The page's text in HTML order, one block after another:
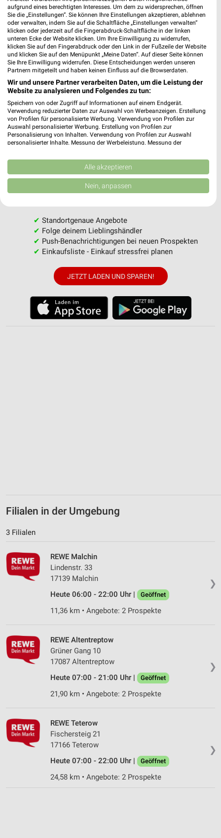
MEHR PROSPEKTE
weekli - Prospekte & Angebote App
Alle REWE Angebote immer griffbereit – mit der kostenlosen
✔ Standortgenaue Angebote
✔ Folge deinem Lieblingshändler
✔ Push-Benachrichtigungen bei neuen Prospekten
✔ Einkaufsliste - Einkauf stressfrei planen
JETZT LADEN UND SPAREN!
Filialen in der Umgebung
3 Filialen
❯
REWE Malchin
Lindenstr. 33
17139 Malchin
Heute 06:00 - 22:00 Uhr |
Geöffnet
11,36 km • Angebote: 2 Prospekte
❯
REWE Altentreptow
Grüner Gang 10
17087 Altentreptow
Heute 07:00 - 21:00 Uhr |
Geöffnet
21,90 km • Angebote: 2 Prospekte
❯
REWE Teterow
Fischersteig 21
17166 Teterow
Heute 07:00 - 22:00 Uhr |
Geöffnet
24,58 km • Angebote: 2 Prospekte
aufgrund eines berechtigten Interesses. Um dem zu widersprechen, öffnen
Sie die „Einstellungen“. Sie können Ihre Einstellungen akzeptieren, ablehnen
oder verwalten, indem Sie auf die Schaltfläche „Einstellungen verwalten“
klicken oder jederzeit auf die Fingerabdruck-Schaltfläche in der linken
unteren Ecke der Website klicken. Um Ihre Einwilligung zu widerrufen,
klicken Sie auf den Fingerabdruck oder den Link in der Fußzeile der Website
und klicken Sie auf den Menüpunkt „Meine Daten“. Auf dieser Seite können
Sie Ihre Einwilligung widerrufen. Diese Entscheidungen werden unseren
Partnern mitgeteilt und haben keinen Einfluss auf die Browserdaten.
Wir und unsere Partner verarbeiten Daten, um die Leistung der
Website zu analysieren und Folgendes zu tun:
Speichern von oder Zugriff auf Informationen auf einem Endgerät.
Verwendung reduzierter Daten zur Auswahl von Werbeanzeigen. Erstellung
von Profilen für personalisierte Werbung. Verwendung von Profilen zur
Auswahl personalisierter Werbung. Erstellung von Profilen zur
Personalisierung von Inhalten. Verwendung von Profilen zur Auswahl
personalisierter Inhalte. Messung der Werbeleistung. Messung der
Kombinationen von Daten aus verschiedenen Quellen. Entwicklung und
Verbesserung der Angebote. Verwendung reduzierter Daten zur Auswahl
von Inhalten.
Daten können außerhalb der Europäischen Union weitergegeben und in die
Website/App.
Partnerliste anzeigen (1 IAB-Anbieter)
Wir nutzen Ihre Daten für folgende Zwecke:
auf einem Endgerät
Werbeanzeigen
Erstellung von Profilen für personalisierte
Entwicklung und Verbesserung der Angebote
Verwendung reduzierter Daten zur Auswahl von
IAB-Besonderheiten:
Verwendung genauer Standortdaten
Geräte anhand von aktiv angeforderten
Performance
Alle akzeptieren
Nein, anpassen